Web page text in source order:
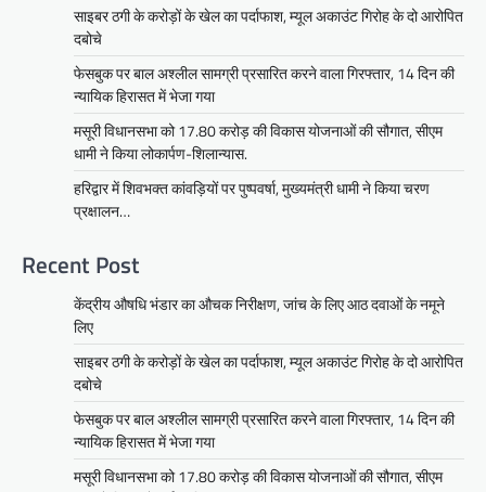
साइबर ठगी के करोड़ों के खेल का पर्दाफाश, म्यूल अकाउंट गिरोह के दो आरोपित
दबोचे
फेसबुक पर बाल अश्लील सामग्री प्रसारित करने वाला गिरफ्तार, 14 दिन की
न्यायिक हिरासत में भेजा गया
मसूरी विधानसभा को 17.80 करोड़ की विकास योजनाओं की सौगात, सीएम
धामी ने किया लोकार्पण-शिलान्यास.
हरिद्वार में शिवभक्त कांवड़ियों पर पुष्पवर्षा, मुख्यमंत्री धामी ने किया चरण
प्रक्षालन…
Recent Post
केंद्रीय औषधि भंडार का औचक निरीक्षण, जांच के लिए आठ दवाओं के नमूने
लिए
साइबर ठगी के करोड़ों के खेल का पर्दाफाश, म्यूल अकाउंट गिरोह के दो आरोपित
दबोचे
फेसबुक पर बाल अश्लील सामग्री प्रसारित करने वाला गिरफ्तार, 14 दिन की
न्यायिक हिरासत में भेजा गया
मसूरी विधानसभा को 17.80 करोड़ की विकास योजनाओं की सौगात, सीएम